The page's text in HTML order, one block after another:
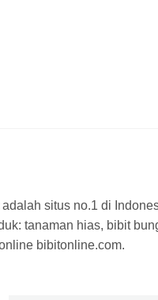
situs no.1 di
tanaman hias, bibit
bibitonline.com.